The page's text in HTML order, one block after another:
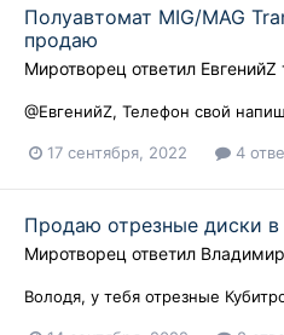
Полуавтомат MIG/MAG
продаю
Миротворец ответил ЕвгенийZ
@ЕвгенийZ, Телефон свой
17 сентября, 2022 4
Продаю отрезные диски в
Миротворец ответил
Володя, у тебя отрезные